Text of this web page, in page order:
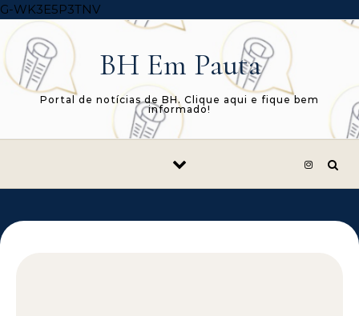
G-WK3E5P3TNVSkip to content
BH Em Pauta
Portal de notícias de BH. Clique aqui e fique bem
informado!